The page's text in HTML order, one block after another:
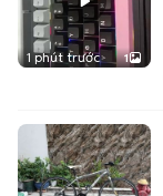
1 phút trước 1